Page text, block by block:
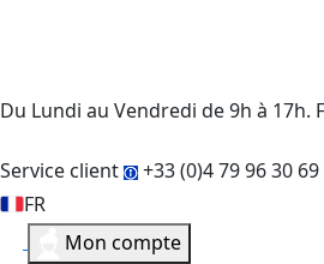
Du Lundi au Vendredi de 9h à 17h.
Service client
+33 (0)4 79 96 30 69
FR
Mon compte